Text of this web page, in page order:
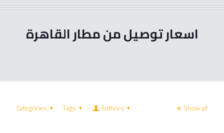
اسعار توصيل من مطار القاهرة
Categories Tags Authors Show all